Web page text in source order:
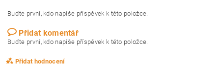
Buďte první, kdo napíše příspěvek k této položce.
Přidat komentář
Buďte první, kdo napíše příspěvek k této položce.
Přidat hodnocení